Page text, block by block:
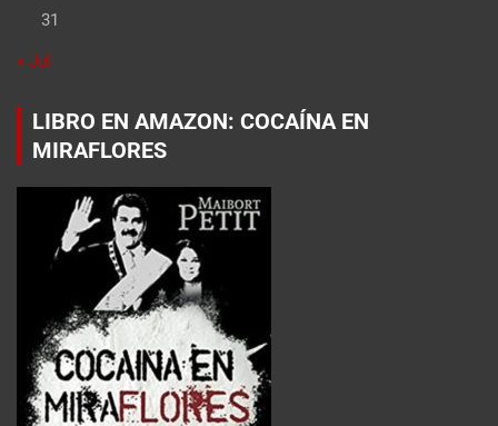
31
« Jul
LIBRO EN AMAZON: COCAÍNA EN
MIRAFLORES